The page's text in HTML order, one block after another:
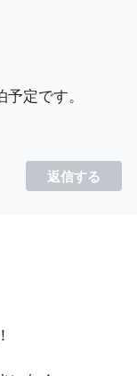
定です。
返信する